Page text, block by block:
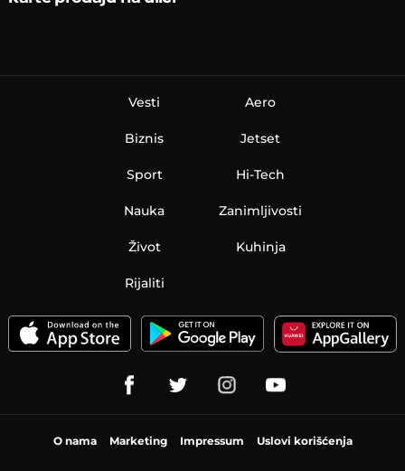
Vesti
Biznis
Sport
Nauka
Aero
Jetset
Hi-Tech
Zanimljivosti
Život Kuhinja
Rijaliti
O nama Marketing Impressum Uslovi korišćenja